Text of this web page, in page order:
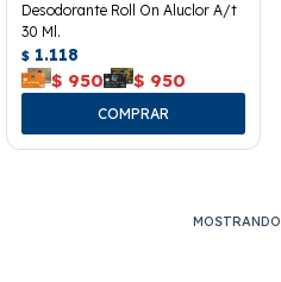
Desodorante Roll On Aluclor A/t
30 Ml.
$ 1.118
$ 950 $ 950
MOSTRANDO